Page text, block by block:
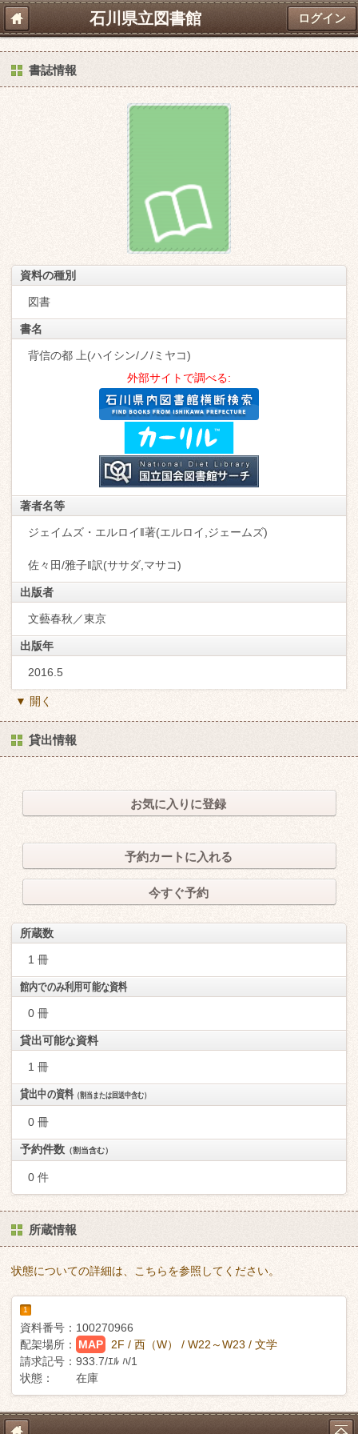
石川県立図書館 ログイン
書誌情報
資料の種別
図書
書名
背信の都 上(ハイシン/ノ/ミヤコ)
外部サイトで調べる:
著者名等
ジェイムズ・エルロイ‖著(エルロイ,ジェームズ)
佐々田/雅子‖訳(ササダ,マサコ)
出版者
文藝春秋／東京
出版年
2016.5
▼ 開く
貸出情報
お気に入りに登録
予約カートに入れる
今すぐ予約
所蔵数
1 冊
館内でのみ利用可能な資料
0 冊
貸出可能な資料
1 冊
貸出中の資料（割当または回送中含む）
0 冊
予約件数 （割当含む）
0 件
所蔵情報
状態についての詳細は、こちらを参照してください。
1
資料番号： 100270966
配架場所：
MAP
2F / 西（W） / W22～W23 / 文学
請求記号： 933.7/ｴﾙ ﾊ/1
状態：
在庫